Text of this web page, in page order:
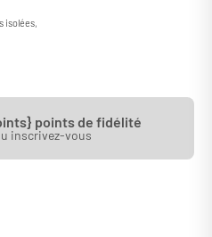
isolées,
points de fidélité
inscrivez-vous